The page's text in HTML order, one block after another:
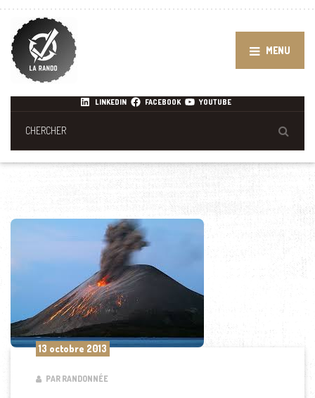
MENU
LINKEDIN FACEBOOK YOUTUBE
13 octobre 2013
PAR RANDONNÉE